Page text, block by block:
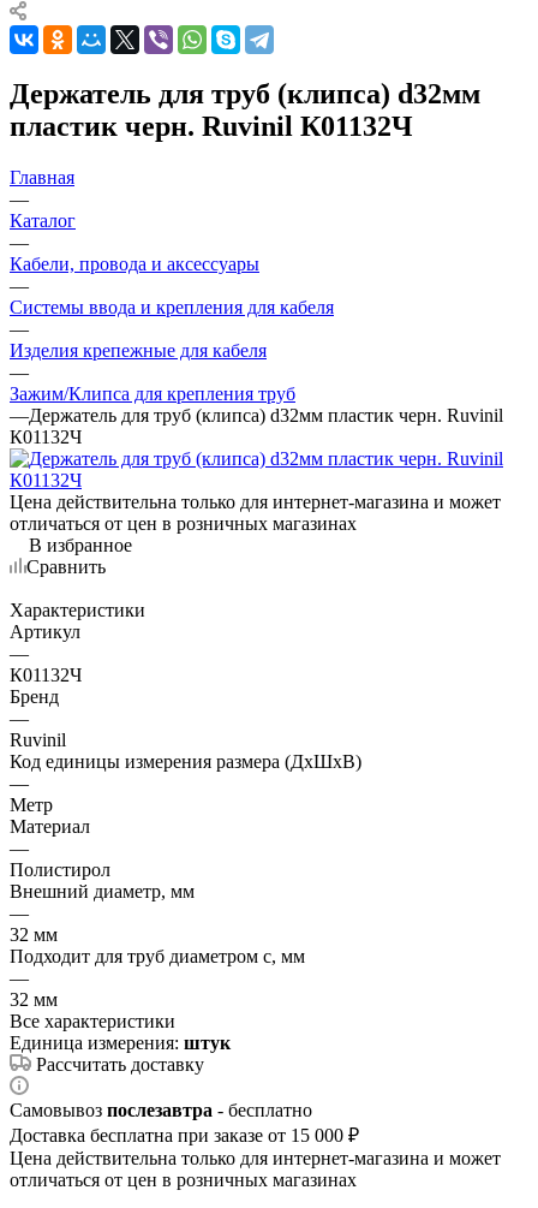
Держатель для труб (клипса) d32мм
пластик черн. Ruvinil К01132Ч
Главная
—
Каталог
—
Кабели, провода и аксессуары
—
Системы ввода и крепления для кабеля
—
Изделия крепежные для кабеля
—
Зажим/Клипса для крепления труб
—Держатель для труб (клипса) d32мм пластик черн. Ruvinil
К01132Ч
Цена действительна только для интернет-магазина и может
отличаться от цен в розничных магазинах
В избранное
Сравнить
Характеристики
Артикул
—
К01132Ч
Бренд
—
Ruvinil
Код единицы измерения размера (ДхШхВ)
—
Метр
Материал
—
Полистирол
Внешний диаметр, мм
—
32 мм
Подходит для труб диаметром с, мм
—
32 мм
Все характеристики
Единица измерения: штук
Рассчитать доставку
Самовывоз послезавтра - бесплатно
Доставка бесплатна при заказе от 15 000 ₽
Цена действительна только для интернет-магазина и может
отличаться от цен в розничных магазинах